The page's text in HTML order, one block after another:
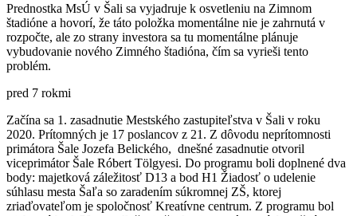
Prednostka MsÚ v Šali sa vyjadruje k osvetleniu na Zimnom
štadióne a hovorí, že táto položka momentálne nie je zahrnutá v
rozpočte, ale zo strany investora sa tu momentálne plánuje
vybudovanie nového Zimného štadióna, čím sa vyrieši tento
problém.
pred 7 rokmi
Začína sa 1. zasadnutie Mestského zastupiteľstva v Šali v roku
2020. Prítomných je 17 poslancov z 21. Z dôvodu neprítomnosti
primátora Šale Jozefa Belického, dnešné zasadnutie otvoril
viceprimátor Šale Róbert Tölgyesi. Do programu boli doplnené dva
body: majetková záležitosť D13 a bod H1 Žiadosť o udelenie
súhlasu mesta Šaľa so zaradením súkromnej ZŠ, ktorej
zriaďovateľom je spoločnosť Kreatívne centrum. Z programu bol